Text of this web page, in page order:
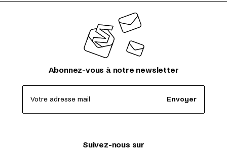
Abonnez-vous à notre newsletter
Votre adresse mail Envoyer
Suivez-nous sur